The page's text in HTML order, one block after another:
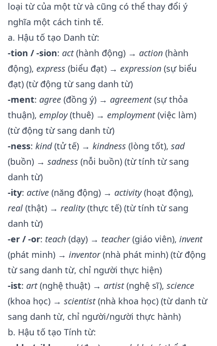
loại từ của một từ và cũng có thể thay đổi ý
nghĩa một cách tinh tế.
a. Hậu tố tạo Danh từ:
-tion / -sion: act(hành động) → action (hành
động), express (biểu đạt) → expression (sự biểu
đạt) (từ động từ sang danh từ)
-ment: agree (đồng ý) → agreement(sự thỏa
thuận), employ(thuê) → employment(việc làm)
(từ động từ sang danh từ)
-ness: kind(tử tế) → kindness (lòng tốt), sad
(buồn) → sadness (nỗi buồn) (từ tính từ sang
danh từ)
-ity: active (năng động) → activity(hoạt động),
real (thật) → reality(thực tế) (từ tính từ sang
danh từ)
-er / -or: teach (dạy) → teacher(giáo viên), invent
(phát minh) → inventor(nhà phát minh) (từ động
từ sang danh từ, chỉ người thực hiện)
-ist: art(nghệ thuật) → artist(nghệ sĩ), science
(khoa học) → scientist(nhà khoa học) (từ danh từ
sang danh từ, chỉ người/người thực hành)
b. Hậu tố tạo Tính từ: